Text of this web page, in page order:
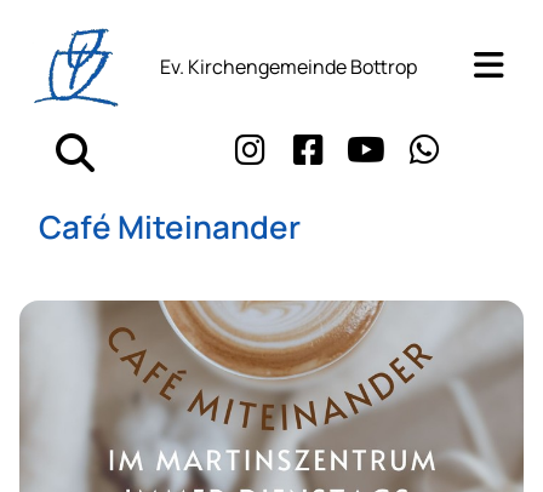
Ev. Kirchengemeinde Bottrop
Café Miteinander